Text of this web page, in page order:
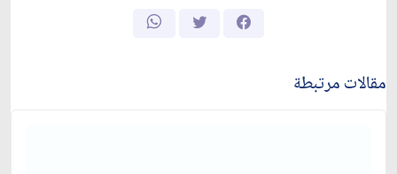
مقالات مرتبطة